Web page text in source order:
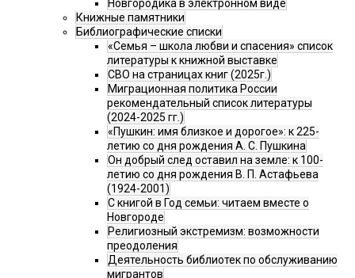
Новгородика в электронном виде
Книжные памятники
Библиографические списки
«Семья – школа любви и спасения» список
литературы к книжной выставке
СВО на страницах книг (2025г.)
Миграционная политика России
рекомендательный список литературы
(2024-2025 гг.)
«Пушкин: имя близкое и дорогое»: к 225-
летию со дня рождения А. С. Пушкина
Он добрый след оставил на земле: к 100-
летию со дня рождения В. П. Астафьева
(1924-2001)
С книгой в Год семьи: читаем вместе о
Новгороде
Религиозный экстремизм: возможности
преодоления
Деятельность библиотек по обслуживанию
мигрантов